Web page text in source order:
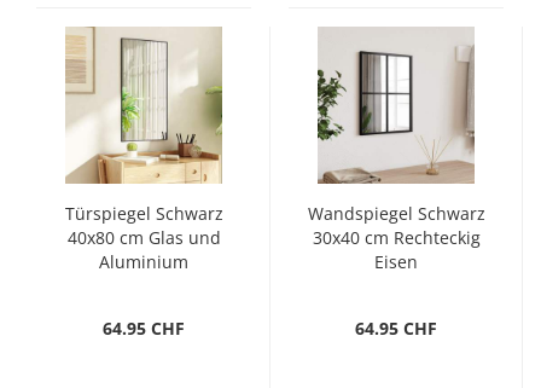
Türspiegel Schwarz
40x80 cm Glas und
Aluminium
64.95 CHF
Wandspiegel Schwarz
30x40 cm Rechteckig
Eisen
64.95 CHF